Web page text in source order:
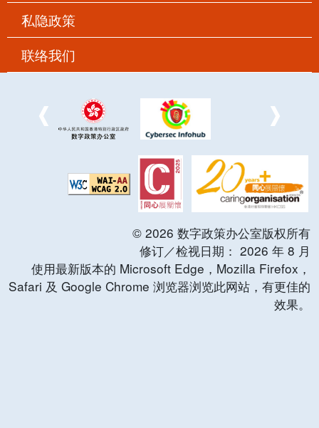
私隐政策
联络我们
© 2026 数字政策办公室版权所有
修订／检视日期： 2026 年 8 月
使用最新版本的 Microsoft Edge，Mozilla Firefox，
Safari 及 Google Chrome 浏览器浏览此网站，有更佳的
效果。